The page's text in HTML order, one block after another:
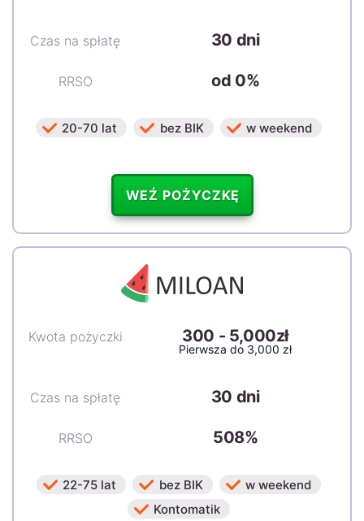
Czas na spłatę
RRSO
30 dni
od 0%
20-70 lat bez BIK w weekend
WEŹ POŻYCZKĘ
Kwota pożyczki
Czas na spłatę
RRSO
300 - 5,000zł
Pierwsza do 3,000 zł
30 dni
508%
22-75 lat bez BIK
w weekend
Kontomatik